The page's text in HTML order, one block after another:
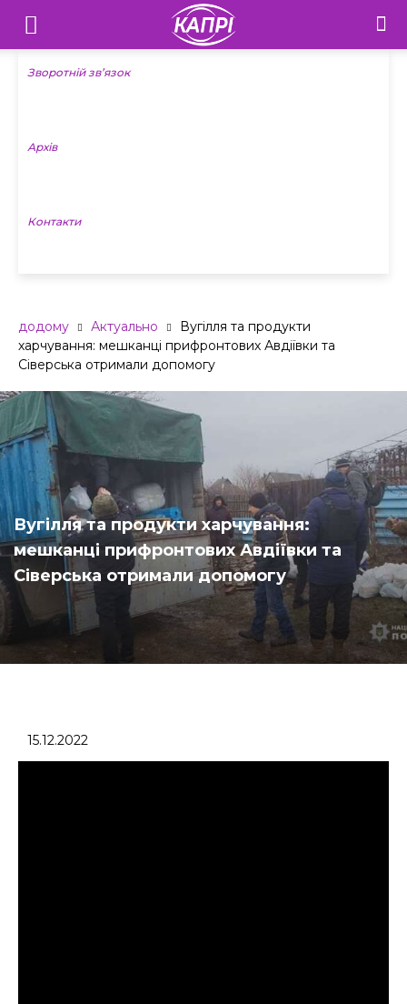
Телебачення
«Капрі»
Новини
Зворотній зв’язок
Архів
Контакти
додому Актуально
Вугілля та продукти
харчування: мешканці прифронтових Авдіївки та
Сіверська отримали допомогу
Вугілля та продукти харчування:
мешканці прифронтових Авдіївки та
Сіверська отримали допомогу
15.12.2022